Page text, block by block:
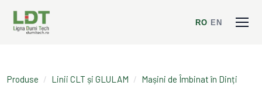
RO EN
Produse / Linii CLT și GLULAM / Mașini de Îmbinat în Dinți